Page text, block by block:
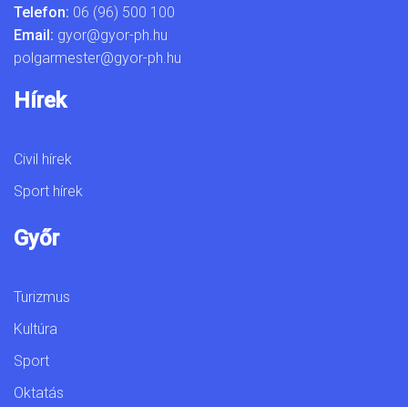
Telefon: 06 (96) 500 100
Email: gyor@gyor-ph.hu
polgarmester@gyor-ph.hu
Hírek
Civil hírek
Sport hírek
Győr
Turizmus
Kultúra
Sport
Oktatás